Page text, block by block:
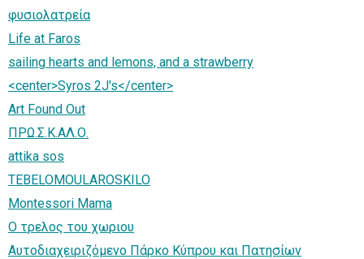
φυσιολατρεία
Life at Faros
sailing hearts and lemons, and a strawberry
<center>Syros 2J's</center>
Art Found Out
ΠΡΩ.Σ.Κ.ΑΛ.Ο.
attika sos
TEBELOMOULAROSKILO
Montessori Mama
Ο τρελος του χωριου
Αυτοδιαχειριζόμενο Πάρκο Κύπρου και Πατησίων